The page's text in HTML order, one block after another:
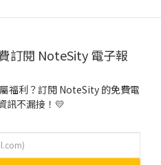
訂閱 NoteSity 電子報
福利？訂閱 NoteSity 的免費電
訊不漏接！💛